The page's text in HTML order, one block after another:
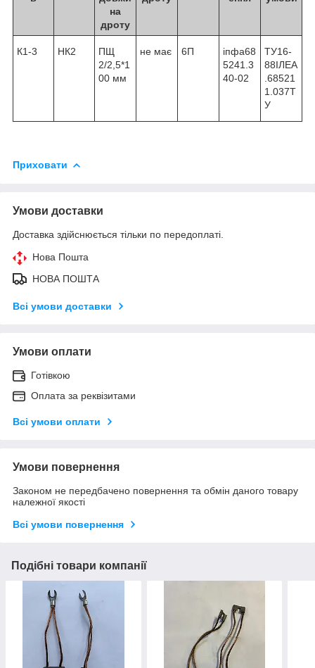
на
дроту
К1-3 НК2
ПЩ
2/2,5*1
00 мм
не має 6П
іпфа68
5241.3
40-02
ТУ16-
88ІЛЕА
.68521
1.037Т
У
Приховати
Умови доставки
Доставка здійснюється тільки по передоплаті.
Нова Пошта
НОВА ПОШТА
Всі умови доставки
Умови оплати
Готівкою
Оплата за реквізитами
Всі умови оплати
Умови повернення
Законом не передбачено повернення та обмін даного товару
належної якості
Всі умови повернення
Подібні товари компанії